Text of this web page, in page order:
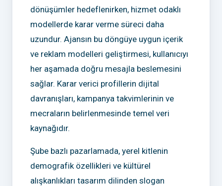
dönüşümler hedeflenirken, hizmet odaklı
modellerde karar verme süreci daha
uzundur. Ajansın bu döngüye uygun içerik
ve reklam modelleri geliştirmesi, kullanıcıyı
her aşamada doğru mesajla beslemesini
sağlar. Karar verici profillerin dijital
davranışları, kampanya takvimlerinin ve
mecraların belirlenmesinde temel veri
kaynağıdır.
Şube bazlı pazarlamada, yerel kitlenin
demografik özellikleri ve kültürel
alışkanlıkları tasarım dilinden slogan